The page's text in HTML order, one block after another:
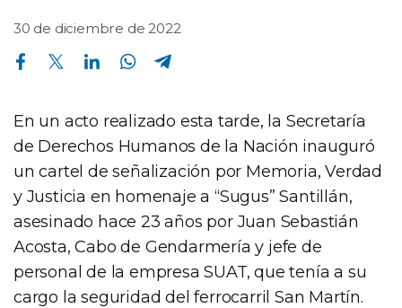
30 de diciembre de 2022
Compartir en Facebook Compartir en Twitter Compartir en Linkedin Compartir en Whatsapp
En un acto realizado esta tarde, la Secretaría
de Derechos Humanos de la Nación inauguró
un cartel de señalización por Memoria, Verdad
y Justicia en homenaje a “Sugus” Santillán,
asesinado hace 23 años por Juan Sebastián
Acosta, Cabo de Gendarmería y jefe de
personal de la empresa SUAT, que tenía a su
cargo la seguridad del ferrocarril San Martín.